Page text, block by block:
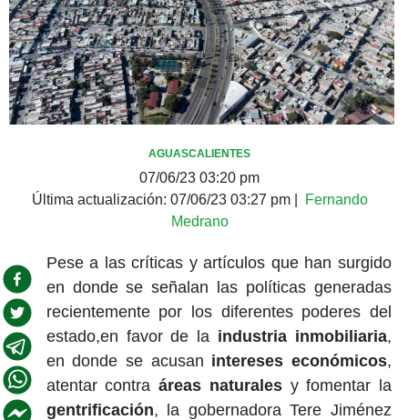
AGUASCALIENTES
07/06/23 03:20 pm
Última actualización: 07/06/23 03:27 pm|
Fernando
Medrano
Pese a las críticas y artículos que han surgido
en donde se señalan las políticas generadas
recientemente por los diferentes poderes del
estado,en favor de la industria inmobiliaria,
en donde se acusan intereses económicos,
atentar contraáreas naturalesy fomentar la
gentrificación, la gobernadora Tere Jiménez